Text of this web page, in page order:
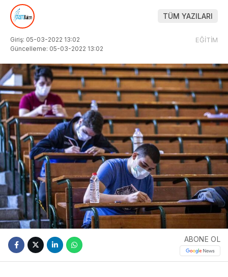
TÜM YAZILARI
Giriş: 05-03-2022 13:02
Güncelleme: 05-03-2022 13:02
EĞİTİM
ABONE OL